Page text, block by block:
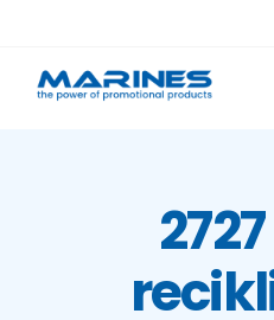
content
Tehnologije tiska